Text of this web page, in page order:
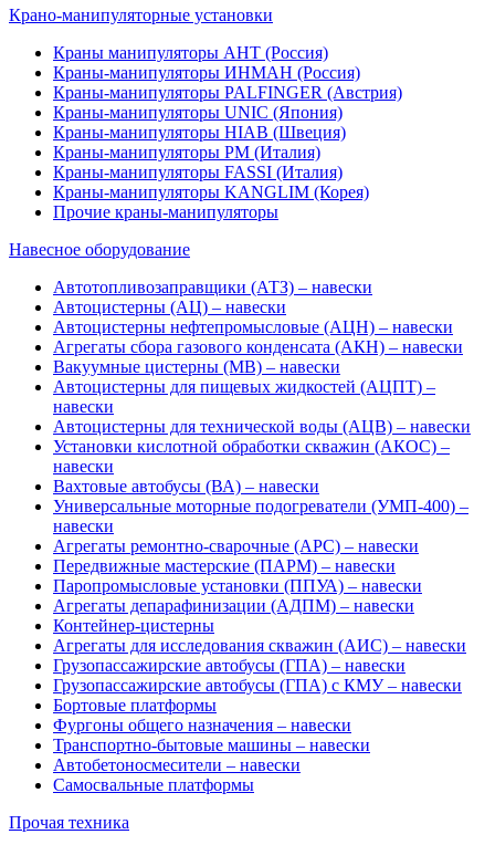
Крано-манипуляторные установки
Краны манипуляторы АНТ (Россия)
Краны-манипуляторы ИНМАН (Россия)
Краны-манипуляторы PALFINGER (Австрия)
Краны-манипуляторы UNIC (Япония)
Краны-манипуляторы HIAB (Швеция)
Краны-манипуляторы PM (Италия)
Краны-манипуляторы FASSI (Италия)
Краны-манипуляторы KANGLIM (Корея)
Прочие краны-манипуляторы
Навесное оборудование
Автотопливозаправщики (АТЗ) – навески
Автоцистерны (АЦ) – навески
Автоцистерны нефтепромысловые (АЦН) – навески
Агрегаты сбора газового конденсата (АКН) – навески
Вакуумные цистерны (МВ) – навески
Автоцистерны для пищевых жидкостей (АЦПТ) –
навески
Автоцистерны для технической воды (АЦВ) – навески
Установки кислотной обработки скважин (АКОС) –
навески
Вахтовые автобусы (ВА) – навески
Универсальные моторные подогреватели (УМП-400) –
навески
Агрегаты ремонтно-сварочные (АРС) – навески
Передвижные мастерские (ПАРМ) – навески
Паропромысловые установки (ППУА) – навески
Агрегаты депарафинизации (АДПМ) – навески
Контейнер-цистерны
Агрегаты для исследования скважин (АИС) – навески
Грузопассажирские автобусы (ГПА) – навески
Грузопассажирские автобусы (ГПА) с КМУ – навески
Бортовые платформы
Фургоны общего назначения – навески
Транспортно-бытовые машины – навески
Автобетоносмесители – навески
Самосвальные платформы
Прочая техника